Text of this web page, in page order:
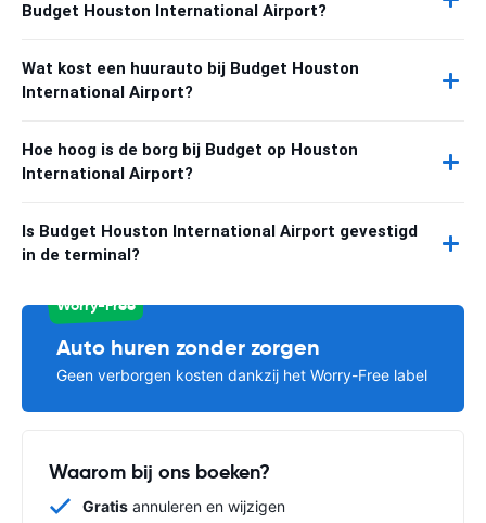
Budget Houston International Airport?
Wat kost een huurauto bij Budget Houston
International Airport?
Hoe hoog is de borg bij Budget op Houston
International Airport?
Is Budget Houston International Airport gevestigd
in de terminal?
Worry-Free
Auto huren zonder zorgen
Geen verborgen kosten dankzij het Worry-Free label
Waarom bij ons boeken?
Gratis annuleren en wijzigen